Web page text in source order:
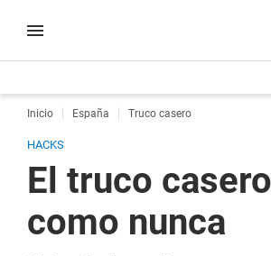
Inicio España Truco casero
HACKS
El truco
como nunca